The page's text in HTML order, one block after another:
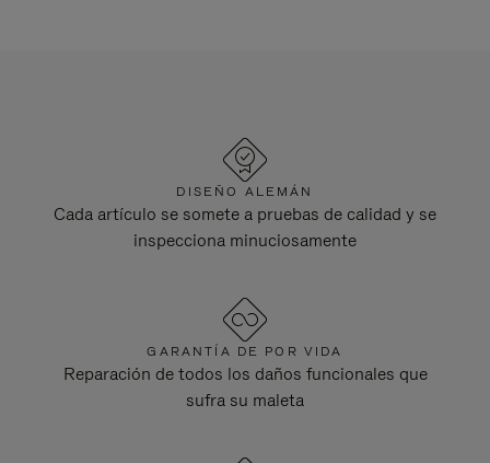
DISEÑO ALEMÁN
Cada artículo se somete a pruebas de calidad y se
inspecciona minuciosamente
GARANTÍA DE POR VIDA
Reparación de todos los daños funcionales que
sufra su maleta